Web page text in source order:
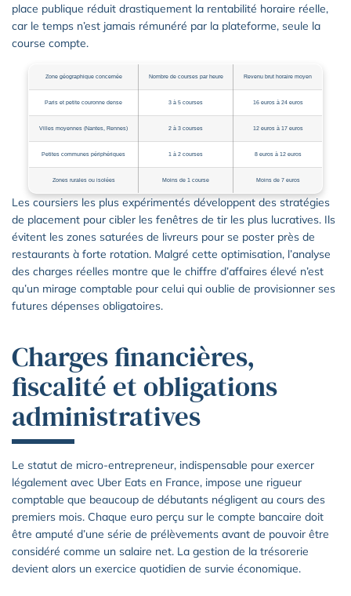
place publique réduit drastiquement la rentabilité horaire réelle,
car le temps n’est jamais rémunéré par la plateforme, seule la
course compte.
Zone géographique concernée Nombre de courses par heure Revenu brut horaire moyen
Paris et petite couronne dense 3 à 5 courses 16 euros à 24 euros
Villes moyennes (Nantes, Rennes) 2 à 3 courses 12 euros à 17 euros
Petites communes périphériques 1 à 2 courses 8 euros à 12 euros
Zones rurales ou isolées Moins de 1 course Moins de 7 euros
Les coursiers les plus expérimentés développent des stratégies
de placement pour cibler les fenêtres de tir les plus lucratives. Ils
évitent les zones saturées de livreurs pour se poster près de
restaurants à forte rotation. Malgré cette optimisation, l’analyse
des charges réelles montre que le chiffre d’affaires élevé n’est
qu’un mirage comptable pour celui qui oublie de provisionner ses
futures dépenses obligatoires.
Charges financières,
fiscalité et obligations
administratives
Le statut de micro-entrepreneur, indispensable pour exercer
légalement avec Uber Eats en France, impose une rigueur
comptable que beaucoup de débutants négligent au cours des
premiers mois. Chaque euro perçu sur le compte bancaire doit
être amputé d’une série de prélèvements avant de pouvoir être
considéré comme un salaire net. La gestion de la trésorerie
devient alors un exercice quotidien de survie économique.